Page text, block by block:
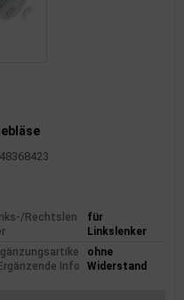
Rechtslen
für
Linkslenker
Info
ohne
Widerstand